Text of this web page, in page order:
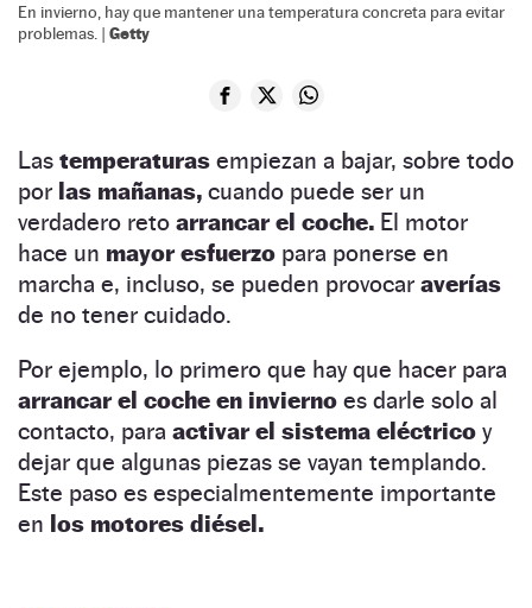
En invierno, hay que mantener una temperatura concreta para evitar
problemas. | Getty
Las temperaturas empiezan a bajar, sobre todo
por las mañanas, cuando puede ser un
verdadero reto arrancar el coche. El motor
hace un mayor esfuerzo para ponerse en
marcha e, incluso, se pueden provocar averías
de no tener cuidado.
Por ejemplo, lo primero que hay que hacer para
arrancar el coche en invierno es darle solo al
contacto, para activar el sistema eléctrico y
dejar que algunas piezas se vayan templando.
Este paso es especialmentemente importante
en los motores diésel.